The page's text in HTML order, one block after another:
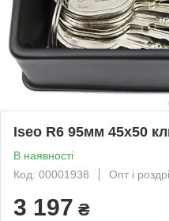
Iseo R6 95мм 45х50
В наявності
Код: 00001938
Опт і
3 197 ₴